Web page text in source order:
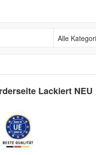
Alle Kategorien
Lackiert NEU